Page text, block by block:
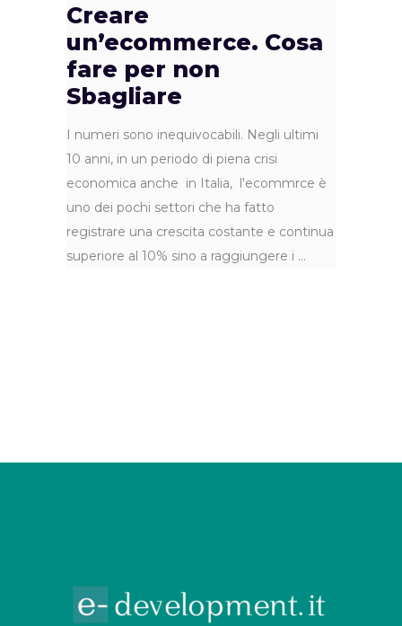
Creare
un’ecommerce. Cosa
fare per non
Sbagliare
I numeri sono inequivocabili. Negli ultimi
10 anni, in un periodo di piena crisi
economica anche in Italia, l'ecommrce è
uno dei pochi settori che ha fatto
registrare una crescita costante e continua
superiore al 10% sino a raggiungere i